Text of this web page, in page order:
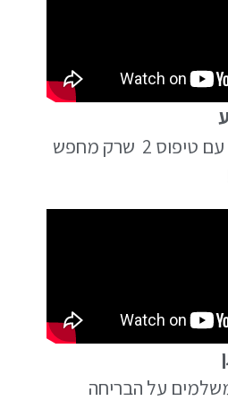
קטע קצר משיחה עם טיפוס 2 שרק מחפש
על הבריחה